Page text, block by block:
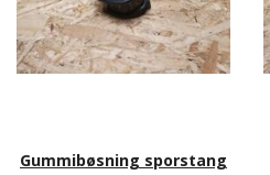
Gummibøsning sporstang